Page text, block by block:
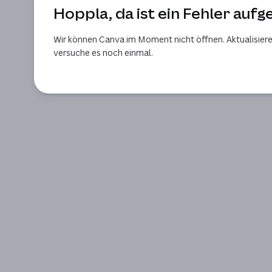
Hoppla, da ist ein Fehler
Wir können Canva im Moment nicht öffnen.
versuche es noch einmal.